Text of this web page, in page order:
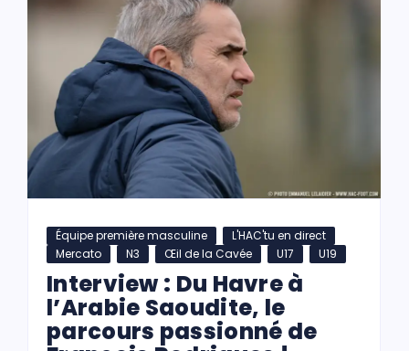
Équipe première masculine
L'HAC'tu en direct
Mercato
N3 Œil de la Cavée U17 U19
Interview : Du Havre à
l’Arabie Saoudite, le
parcours passionné de